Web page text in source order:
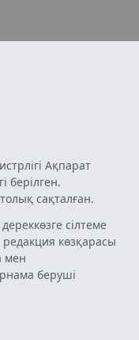
Ақпарат
берілген.
сақталған.
сілтеме
редакция көзқарасы
мен
беруші